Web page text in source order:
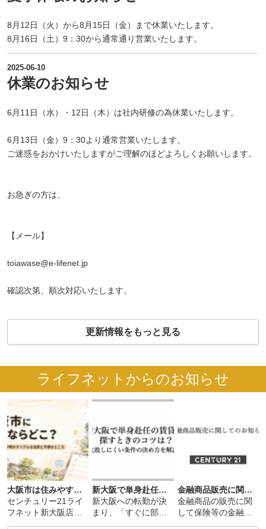
8月12日（火）から8月15日（金）まで休業いたします。
8月16日（土）9：30から通常通り営業いたします。
2025-06-10
休業のお知らせ
6月11日（水）・12日（木）は社内研修の為休業いたします。
6月13日（金）9：30より通常営業いたします。
ご迷惑をおかけいたしますがご理解のほどよろしくお願いします。
お急ぎの方は、
【メール】
toiawase@e-lifenet.jp
確認次第、順次対応いたします。
更新情報をもっと見る
ライフネットからのお知らせ
大阪市は住みやすい？居住者100人の口コミでわかる治安・夜道・不便なところと事前確認のコツ
センチュリー21ライ
フネット新大阪店は
新大阪で単身赴任の賃貸を探すときのコツは？失敗しにくい条件の決め方を解説
新大阪への転勤が決
まり、「すぐに部屋
金融商品販売に関して
金融商品の販売に関
して保険等の金融商